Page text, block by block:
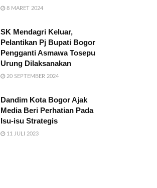
8 MARET 2024
SK Mendagri Keluar,
Pelantikan Pj Bupati Bogor
Pengganti Asmawa Tosepu
Urung Dilaksanakan
20 SEPTEMBER 2024
Dandim Kota Bogor Ajak
Media Beri Perhatian Pada
Isu-isu Strategis
11 JULI 2023